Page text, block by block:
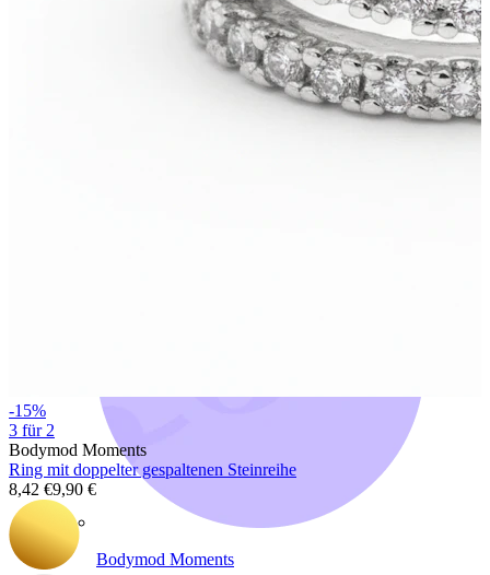
Bodymod Moments
-15%
3 für 2
Bodymod Moments
Ring mit doppelter gespaltenen Steinreihe
8,42 €9,90 €